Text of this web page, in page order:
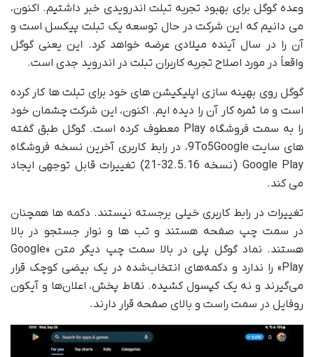
وعده گوگل برای بهبود تجربه تبلت اندرویدی خبر داشتیم. اکنون،
می دانیم که این شرکت در حال توسعه یک تبلت پیکسل است و
آن را در سال آینده میلادی عرضه خواهد کرد. این یعنی گوگل
واقعاً در مورد اصلاح تجربه کاربران تبلت در اندروید جدی است.
گوگل روی بهینه سازی اپلیکیشن های خود برای تبلت ها کار کرده
است و ما ثمره کار آن را دیده ایم. اکنون، این شرکت چشمان خود
را به سمت فروشگاه Play معطوف کرده است. گوگل طبق گفته
های سایت 9To5Google، در رابط کاربری آخرین نسخه فروشگاه
Google Play (نسخه 32.5.16-21) تغییرات قابل توجهی ایجاد
می کند.
تغییرات در رابط کاربری خیلی برجسته نیستند. دکمه ها همچنان
در سمت چپ صفحه هستند و تب ها و نوار جستجو در بالا
هستند. نماد گوگل پلی در بالا سمت چپ دیگر متن «Google
Play» را ندارد و دکمه‌های انتخاب‌شده در یک بیضی کوچک قرار
می‌گیرند و نه یک کپسول کشیده. نقاط پخش، اعلان‌ها و آیکون
روفایل در سمت راست و بالای صفحه قرار دارند.